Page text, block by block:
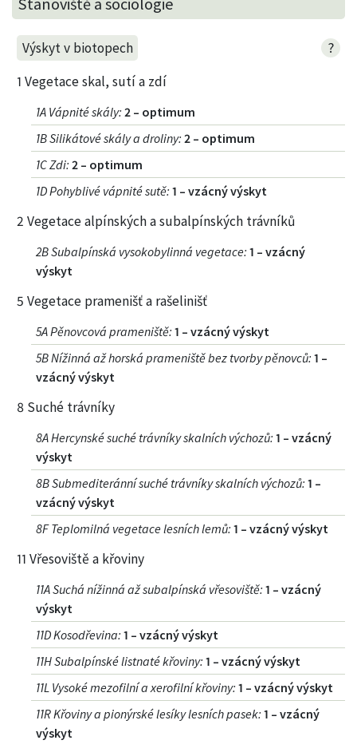
Stanoviště a sociologie
Výskyt v biotopech ?
1 Vegetace skal, sutí a zdí
1A Vápnité skály: 2 – optimum
1B Silikátové skály a droliny: 2 – optimum
1C Zdi: 2 – optimum
1D Pohyblivé vápnité sutě: 1 – vzácný výskyt
2 Vegetace alpínských a subalpínských trávníků
2B Subalpínská vysokobylinná vegetace: 1 – vzácný
výskyt
5 Vegetace pramenišť a rašelinišť
5A Pěnovcová prameniště: 1 – vzácný výskyt
5B Nížinná až horská prameniště bez tvorby pěnovců: 1 –
vzácný výskyt
8 Suché trávníky
8A Hercynské suché trávníky skalních výchozů: 1 – vzácný
výskyt
8B Submediteránní suché trávníky skalních výchozů: 1 –
vzácný výskyt
8F Teplomilná vegetace lesních lemů: 1 – vzácný výskyt
11 Vřesoviště a křoviny
11A Suchá nížinná až subalpínská vřesoviště: 1 – vzácný
výskyt
11D Kosodřevina: 1 – vzácný výskyt
11H Subalpínské listnaté křoviny: 1 – vzácný výskyt
11L Vysoké mezofilní a xerofilní křoviny: 1 – vzácný výskyt
11R Křoviny a pionýrské lesíky lesních pasek: 1 – vzácný
výskyt